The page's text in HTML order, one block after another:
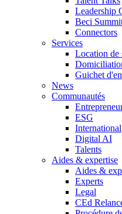
Leadership
Beci
Connectors
Services
Location de
Guichet
News
Communautés
ESG
International
Digital AI
Talents
Aides & expertise
Aides &
Experts
Legal
CEd